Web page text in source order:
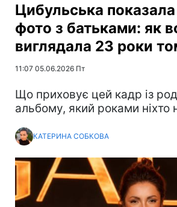
Цибульська показала
фото з батьками: як
виглядала 23 роки
11:07 05.06.2026 Пт
Що приховує цей кадр із
альбому, який роками ніхто
КАТЕРИНА СОБКОВА